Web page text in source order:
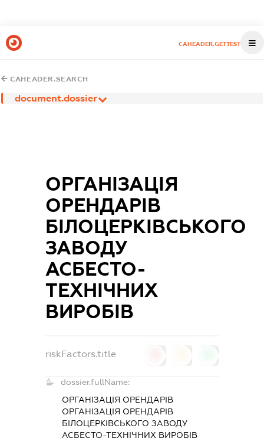
CAHEADER.GETTEST
CAHEADER.SEARCH
document.dossier
ОРГАНІЗАЦІЯ
ОРЕНДАРІВ
БІЛОЦЕРКІВСЬКОГО
ЗАВОДУ
АСБЕСТО-
ТЕХНІЧНИХ
ВИРОБІВ
riskFactors.title
dossier.fullName:
ОРГАНІЗАЦІЯ ОРЕНДАРІВ
ОРГАНІЗАЦІЯ ОРЕНДАРІВ
БІЛОЦЕРКІВСЬКОГО ЗАВОДУ
АСБЕСТО-ТЕХНІЧНИХ ВИРОБІВ